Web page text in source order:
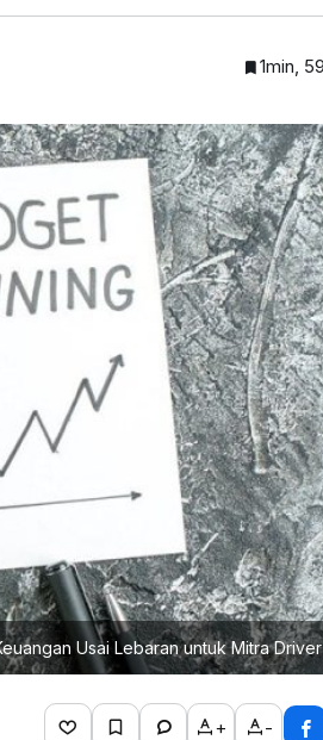
1min,
Usai Lebaran untuk Mitra
+ -